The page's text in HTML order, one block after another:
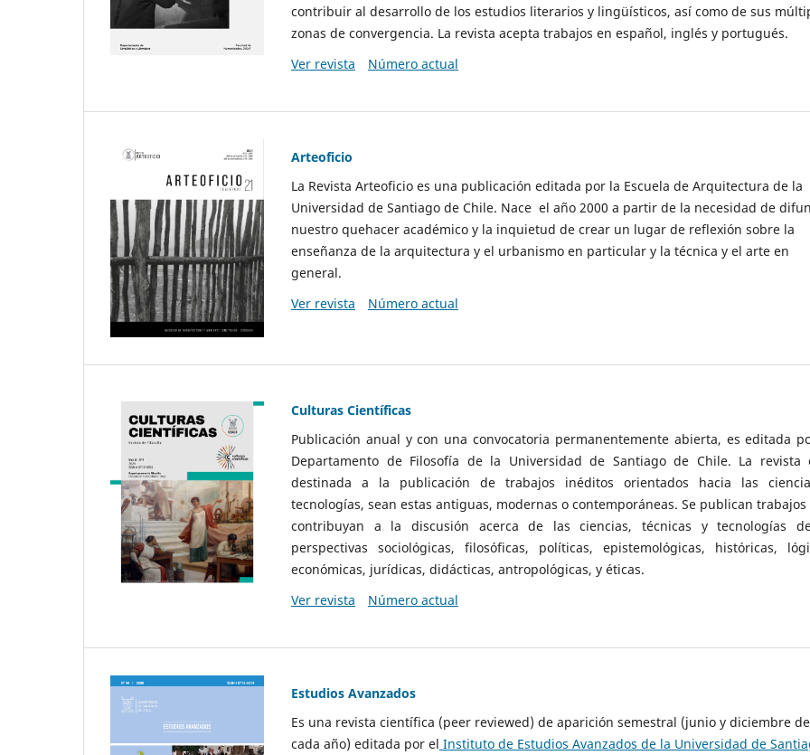
contribuir al desarrollo de los estudios literarios y lingüísticos, así como de sus
zonas de convergencia. La revista acepta trabajos en español, inglés y portugués.
Ver revista
Número actual
Arteoficio
La Revista Arteoficio es una publicación editada por la Escuela de Arquitectura de la
Universidad de Santiago de Chile. Nace el año 2000 a partir de la necesidad de
nuestro quehacer académico y la inquietud de crear un lugar de reflexión sobre la
enseñanza de la arquitectura y el urbanismo en particular y la técnica y el arte en
general.
Ver revista
Número actual
Culturas Científicas
Publicación anual y con una convocatoria permanentemente abierta, es editada
Departamento de Filosofía de la Universidad de Santiago de Chile. La revista
destinada a la publicación de trabajos inéditos orientados hacia las
tecnologías, sean estas antiguas, modernas o contemporáneas. Se publican
contribuyan a la discusión acerca de las ciencias, técnicas y tecnologías
perspectivas sociológicas, filosóficas, políticas, epistemológicas, históricas,
económicas, jurídicas, didácticas, antropológicas, y éticas.
Ver revista
Número actual
Estudios Avanzados
Es una revista científica (peer reviewed) de aparición semestral (junio y diciembre de
cada año) editada por el Instituto de Estudios Avanzados de la Universidad de